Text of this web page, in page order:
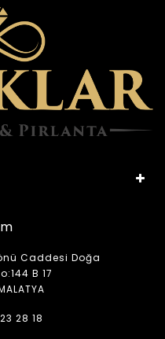
Caddesi Doğa
B 17
28 18